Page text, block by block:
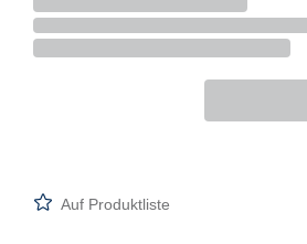
Auf Produktliste